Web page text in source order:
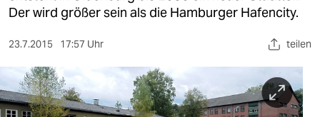
gesellschaft
sport
Der wird größer sein als die Hamburger Hafencity.
23.7.2015 17:57 Uhr teilen